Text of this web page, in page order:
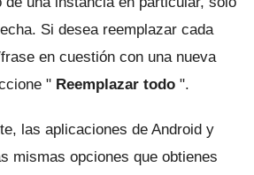
Si desea reemplazar cada
en cuestión con una nueva
" Reemplazar todo ".
las aplicaciones de Android y
mismas opciones que obtienes